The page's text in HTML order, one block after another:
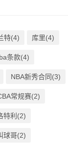
特(4) 库里(4)
条款(4)
NBA新秀合同(3)
常规赛(2)
特利(2)
球哥(2)